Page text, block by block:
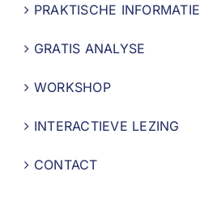
PRAKTISCHE INFORMATIE
GRATIS ANALYSE
WORKSHOP
INTERACTIEVE LEZING
CONTACT